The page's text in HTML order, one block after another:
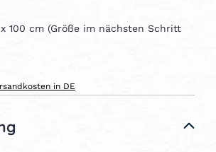
100 cm (Größe im nächsten Schritt
in DE